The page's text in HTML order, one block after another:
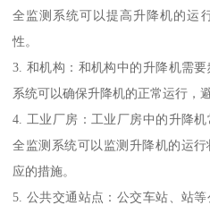
全监测系统可以提高升降机的运
性。
3. 和机构：和机构中的升降机需
系统可以确保升降机的正常运行，
4. 工业厂房：工业厂房中的升降
全监测系统可以监测升降机的运
应的措施。
5. 公共交通站点：公交车站、站